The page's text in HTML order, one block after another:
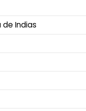
de Indias